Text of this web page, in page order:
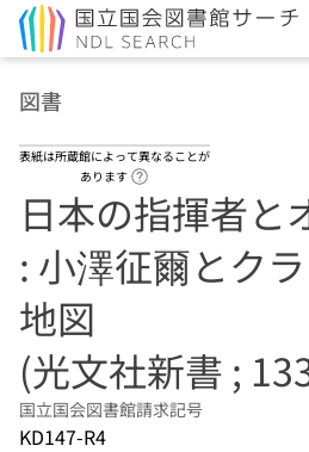
図書
表紙は所蔵館によって異なることが
あります
日本の指揮者と
: 小澤征爾とク
地図
(光文社新書 ;
国立国会図書館請求記号
KD147-R4